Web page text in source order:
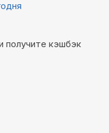
получите кэшбэк